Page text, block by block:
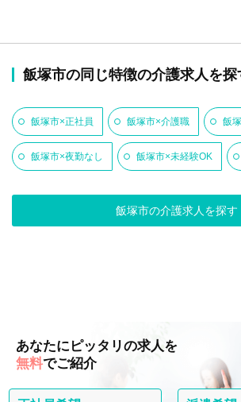
飯塚市の同じ特徴の介護求人を探
飯塚市×正社員 飯塚市×介護職 飯
飯塚市×夜勤なし 飯塚市×未経験OK
飯塚市の介護求人を探す
あなたにピッタリの求人を
無料でご紹介